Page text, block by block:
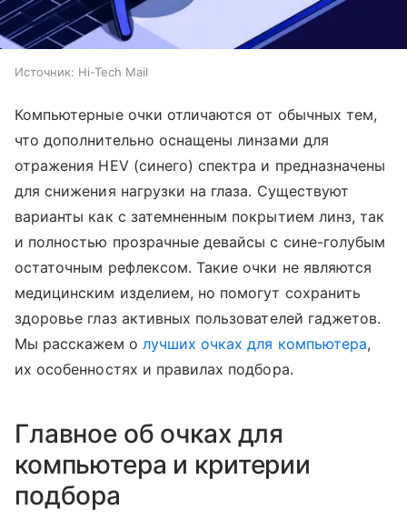
Источник: Hi-Tech Mail
Компьютерные очки отличаются от обычных тем,
что дополнительно оснащены линзами для
отражения HEV (синего) спектра и предназначены
для снижения нагрузки на глаза. Существуют
варианты как с затемненным покрытием линз, так
и полностью прозрачные девайсы с сине-голубым
остаточным рефлексом. Такие очки не являются
медицинским изделием, но помогут сохранить
здоровье глаз активных пользователей гаджетов.
Мы расскажем о лучших очках для компьютера,
их особенностях и правилах подбора.
Главное об очках для
компьютера и критерии
подбора